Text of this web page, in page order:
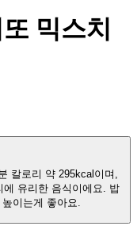
믹스치
칼로리 약 295kcal이며,
유리한 음식이에요. 밥
이는게 좋아요.